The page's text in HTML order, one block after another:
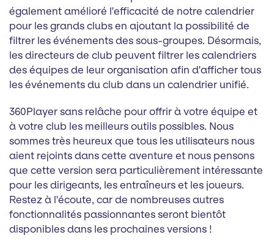
également amélioré l'efficacité de notre calendrier
pour les grands clubs en ajoutant la possibilité de
filtrer les événements des sous-groupes. Désormais,
les directeurs de club peuvent filtrer les calendriers
des équipes de leur organisation afin d'afficher tous
les événements du club dans un calendrier unifié.
360Player sans relâche pour offrir à votre équipe et
à votre club les meilleurs outils possibles. Nous
sommes très heureux que tous les utilisateurs nous
aient rejoints dans cette aventure et nous pensons
que cette version sera particulièrement intéressante
pour les dirigeants, les entraîneurs et les joueurs.
Restez à l'écoute, car de nombreuses autres
fonctionnalités passionnantes seront bientôt
disponibles dans les prochaines versions !